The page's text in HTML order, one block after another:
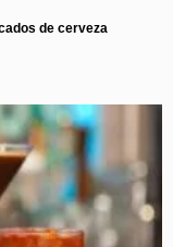
de cerveza